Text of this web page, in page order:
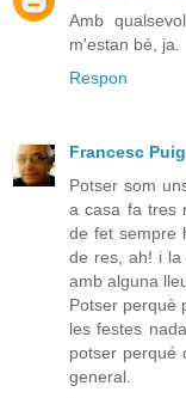
Amb
m'estan bé, ja.
Respon
Francesc
Potser som
a casa fa tres
de fet sempre
de res, ah! i la
amb alguna
Potser perquè
les festes
potser perqué
general.